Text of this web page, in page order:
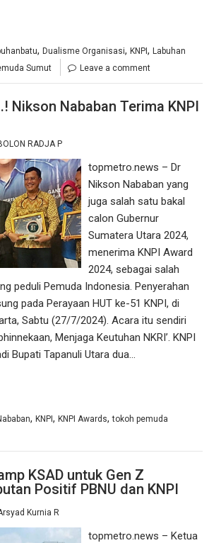
,Dualisme Organisasi,KNPI,Labuhan
Sumut Leave a comment
Nikson Nababan Terima KNPI
RADJA P
topmetro.news – Dr
Nikson Nababan yang
juga salah satu bakal
calon Gubernur
Sumatera Utara 2024,
menerima KNPI Award
2024, sebagai salah
peduli Pemuda Indonesia. Penyerahan
pada Perayaan HUT ke-51 KNPI, di
Sabtu (27/7/2024). Acara itu sendiri
Menjaga Keutuhan NKRI’. KNPI
Bupati Tapanuli Utara dua…
,KNPI,KNPI Awards,tokoh pemuda
KSAD untuk Gen Z
Positif PBNU dan KNPI
Kurnia R
topmetro.news – Ketua